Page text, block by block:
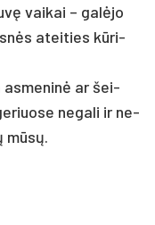
vai­kai – galė­jo
atei­ties kūri­
as­me­ninė ar šei­
ne­ga­li ir ne­
mūsų.